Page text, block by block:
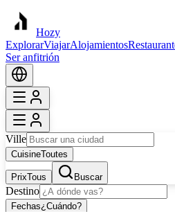
Hozy
ExplorarViajarAlojamientos
Ser anfitrión
Ville
CuisineToutes
PrixTous Buscar
Destino
Fechas¿Cuándo?